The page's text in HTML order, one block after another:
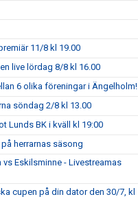
11/8 kl 19.00
live lördag 8/8 kl 16.00
6 olika föreningar i Ängelholm!
söndag 2/8 kl 13.00
Lunds BK i kväll kl 19:00
herrarnas säsong
vs Eskilsminne - Livestreamas
cupen på din dator den 30/7, kl